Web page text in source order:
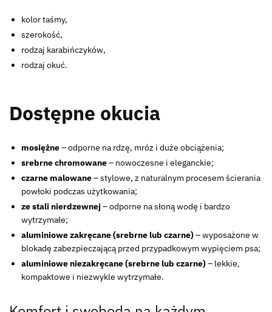
kolor taśmy,
szerokość,
rodzaj karabińczyków,
rodzaj okuć.
Dostępne okucia
mosiężne– odporne na rdzę, mróz i duże obciążenia;
srebrne chromowane– nowoczesne i eleganckie;
czarne malowane– stylowe, z naturalnym procesem ścierania
powłoki podczas użytkowania;
ze stali nierdzewnej– odporne na słoną wodę i bardzo
wytrzymałe;
aluminiowe zakręcane (srebrne lub czarne)– wyposażone w
blokadę zabezpieczającą przed przypadkowym wypięciem psa;
aluminiowe niezakręcane (srebrne lub czarne)– lekkie,
kompaktowe i niezwykle wytrzymałe.